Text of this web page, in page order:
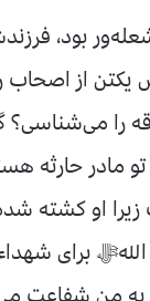
بود،
یكتن از
را
حارثه
او كشته
برای